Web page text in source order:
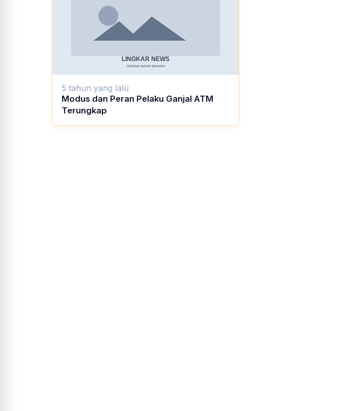
5 tahun yang lalu
Modus dan Peran Pelaku Ganjal ATM
Terungkap